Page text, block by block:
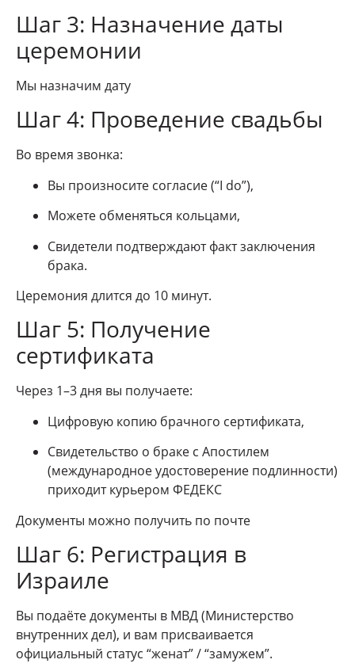
Шаг 3: Назначение даты
церемонии
Мы назначим дату
Шаг 4: Проведение свадьбы
Во время звонка:
Вы произносите согласие (“I do”),
Можете обменяться кольцами,
Свидетели подтверждают факт заключения
брака.
Церемония длится до 10 минут.
Шаг 5: Получение
сертификата
Через 1–3 дня вы получаете:
Цифровую копию брачного сертификата,
Свидетельство о браке с Апостилем
(международное удостоверение подлинности)
приходит курьером ФЕДЕКС
Документы можно получить по почте
Шаг 6: Регистрация в
Израиле
Вы подаёте документы в МВД (Министерство
внутренних дел), и вам присваивается
официальный статус “женат” / “замужем”.